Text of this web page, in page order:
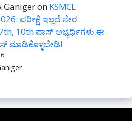
Ganigeron KSMCL
ಪರೀಕ್ಷೆ ಇಲ್ಲದೆ ನೇರ
10th ಪಾಸ್ ಅಭ್ಯರ್ಥಿಗಳು ಈ
ಮಾಡಿಕೊಳ್ಳಬೇಡಿ!